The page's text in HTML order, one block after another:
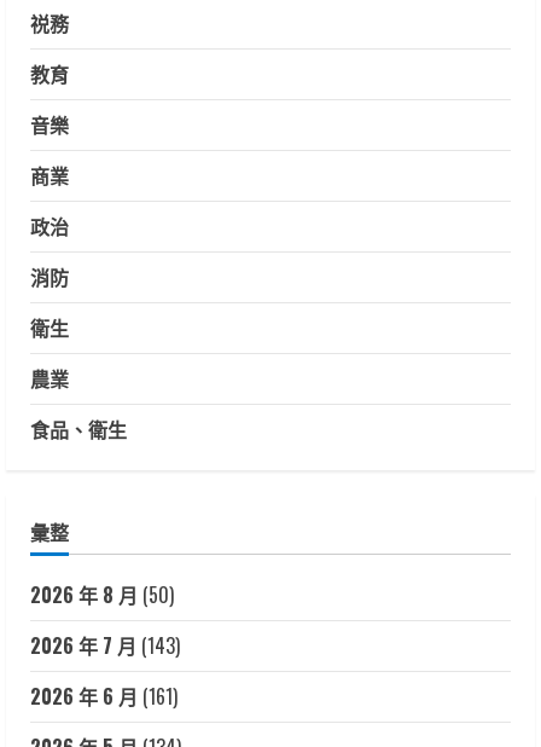
祱務
教育
音樂
商業
政治
消防
衛生
農業
食品、衛生
彙整
2026 年 8 月 (50)
2026 年 7 月 (143)
2026 年 6 月 (161)